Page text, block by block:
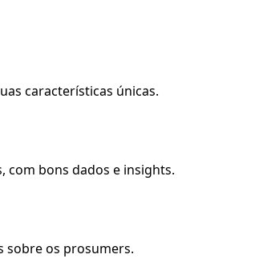
características únicas.
com bons dados e insights.
sobre os prosumers.